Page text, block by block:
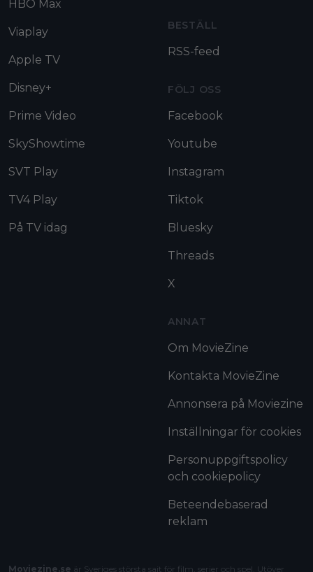
HBO Max
Viaplay
Apple TV
Disney+
Prime Video
SkyShowtime
SVT Play
TV4 Play
På TV idag
BESTÄLL
RSS-feed
FÖLJ OSS
Facebook
Youtube
Instagram
Tiktok
Bluesky
Threads
X
ANNAT
Om MovieZine
Kontakta MovieZine
Annonsera på Moviezine
Inställningar för cookies
Personuppgiftspolicy
och cookiepolicy
Beteendebaserad
reklam
Moviezine.se är Sveriges största sajt för film, serier och spel. Utöver